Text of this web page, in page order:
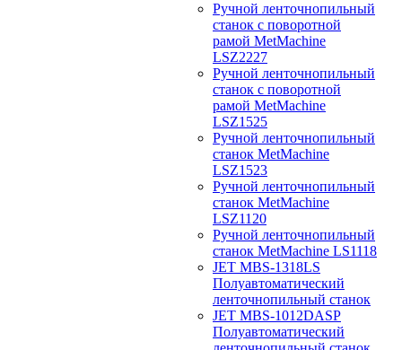
Ручной ленточнопильный
станок с поворотной
рамой MetMachine
LSZ2227
Ручной ленточнопильный
станок с поворотной
рамой MetMachine
LSZ1525
Ручной ленточнопильный
станок MetMachine
LSZ1523
Ручной ленточнопильный
станок MetMachine
LSZ1120
Ручной ленточнопильный
станок MetMachine LS1118
JET MBS-1318LS
Полуавтоматический
ленточнопильный станок
JET MBS-1012DASP
Полуавтоматический